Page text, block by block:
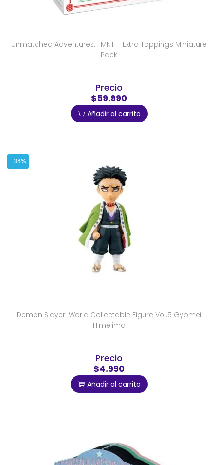
Unmatched Adventures: TMNT – Extra Toppings Miniature
Pack
Precio
$59.990
Añadir al carrito
-36%
Demon Slayer: World Collectable Figure Vol.5 Gyomei
Himejima
Precio
$4.990
Añadir al carrito